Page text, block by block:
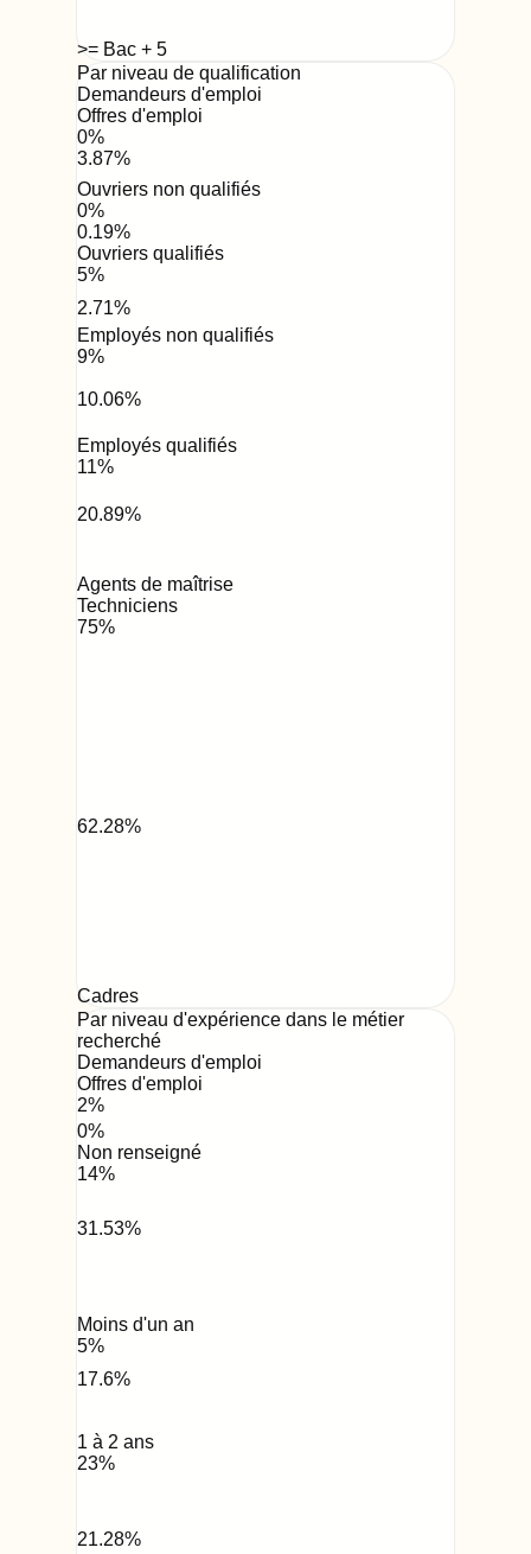
>= Bac + 5
Par niveau de qualification
Demandeurs d'emploi
Offres d'emploi
0%
3.87%
Ouvriers non qualifiés
0%
0.19%
Ouvriers qualifiés
5%
2.71%
Employés non qualifiés
9%
10.06%
Employés qualifiés
11%
20.89%
Agents de maîtrise
Techniciens
75%
62.28%
Cadres
Par niveau d'expérience dans le métier
recherché
Demandeurs d'emploi
Offres d'emploi
2%
0%
Non renseigné
14%
31.53%
Moins d'un an
5%
17.6%
1 à 2 ans
23%
21.28%